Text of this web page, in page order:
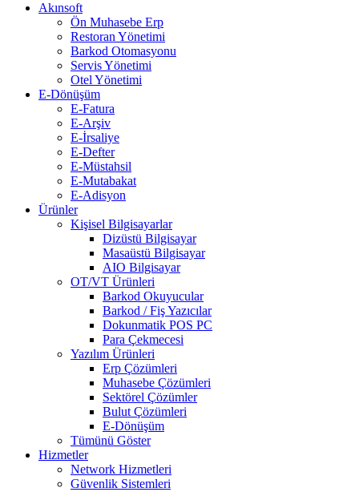
Akınsoft
Ön Muhasebe Erp
Restoran Yönetimi
Barkod Otomasyonu
Servis Yönetimi
Otel Yönetimi
E-Dönüşüm
E-Fatura
E-Arşiv
E-İrsaliye
E-Defter
E-Müstahsil
E-Mutabakat
E-Adisyon
Ürünler
Kişisel Bilgisayarlar
Dizüstü Bilgisayar
Masaüstü Bilgisayar
AIO Bilgisayar
OT/VT Ürünleri
Barkod Okuyucular
Barkod / Fiş Yazıcılar
Dokunmatik POS PC
Para Çekmecesi
Yazılım Ürünleri
Erp Çözümleri
Muhasebe Çözümleri
Sektörel Çözümler
Bulut Çözümleri
E-Dönüşüm
Tümünü Göster
Hizmetler
Network Hizmetleri
Güvenlik Sistemleri